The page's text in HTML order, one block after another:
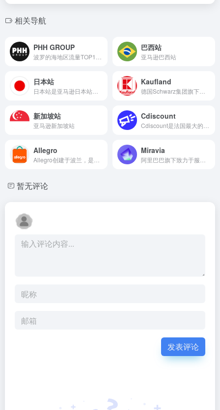
相关导航
PHH GROUP 巴西站
亚马逊巴西站
日本站 Kaufland
新加坡站
亚马逊新加坡站
Cdiscount
Allegro Miravia
暂无评论
发表评论